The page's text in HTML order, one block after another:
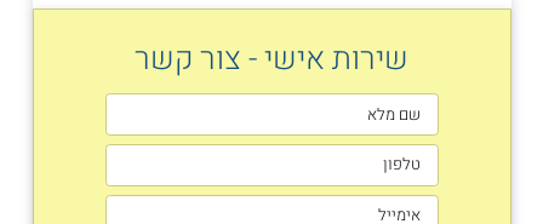
שירות אישי - צור קשר